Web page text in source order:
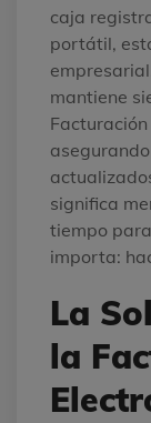
caja
portátil,
mantiene
significa
tiempo
importa:
La
la